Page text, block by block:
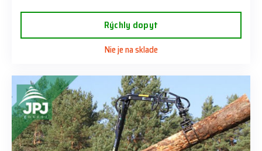
Rýchly dopyt
Nie je na sklade